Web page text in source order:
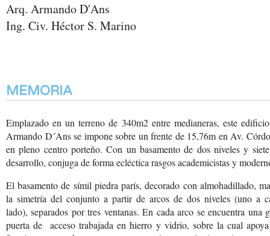
Arq. Armando D'Ans
Ing. Civ. Héctor S. Marino
MEMORIA
Emplazado en un terreno de 340m2 entre medianeras, este
Armando D´Ans se impone sobre un frente de 15,76m en Av.
en pleno centro porteño. Con un basamento de dos niveles y
desarrollo, conjuga de forma ecléctica rasgos academicistas y
El basamento de símil piedra parís, decorado con almohadillado,
la simetría del conjunto a partir de arcos de dos niveles (uno a
lado), separados por tres ventanas. En cada arco se encuentra una
puerta de acceso trabajada en hierro y vidrio, sobre la cual